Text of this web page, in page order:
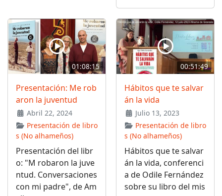
01:08:15
Presentación: Me rob
aron la juventud
Abril 22, 2024
Presentación de libro
s (No alhameños)
Presentación del libr
o: "M robaron la juve
ntud. Conversaciones
con mi padre", de Am
00:51:49
Hábitos que te salvar
án la vida
Julio 13, 2023
Presentación de libro
s (No alhameños)
Hábitos que te salvar
án la vida, conferenci
a de Odile Fernández
sobre su libro del mis